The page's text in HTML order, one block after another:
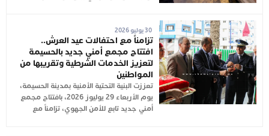
30 يوليو 2026
تزامناً مع احتفالات عيد العرش..
افتتاح مجمع أمني جديد بالحسيمة
لتعزيز الخدمات الشرطية وتقريبها من
المواطنين
تعززت البنية التحتية الأمنية بمدينة الحسيمة،
يوم الأربعاء 29 يوليوز 2026، بافتتاح مجمع
أمني جديد تابع للأمن الجهوي، تزامناً مع